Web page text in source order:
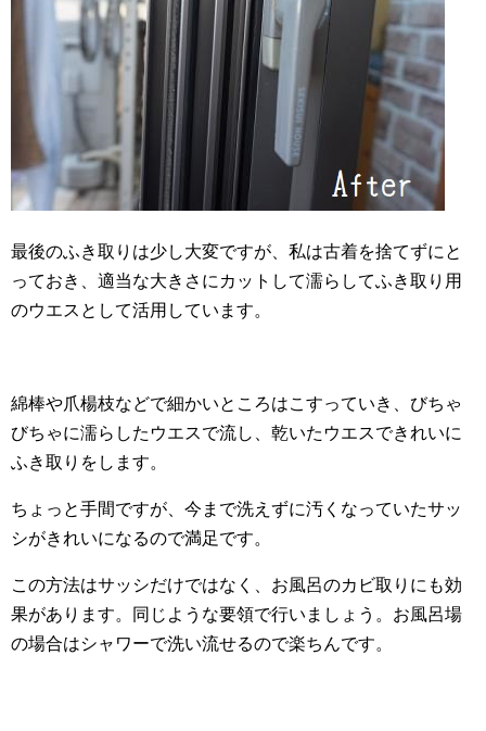
最後のふき取りは少し大変ですが、私は古着を捨てずにと
っておき、適当な大きさにカットして濡らしてふき取り用
のウエスとして活用しています。
綿棒や爪楊枝などで細かいところはこすっていき、びちゃ
びちゃに濡らしたウエスで流し、乾いたウエスできれいに
ふき取りをします。
ちょっと手間ですが、今まで洗えずに汚くなっていたサッ
シがきれいになるので満足です。
この方法はサッシだけではなく、お風呂のカビ取りにも効
果があります。同じような要領で行いましょう。お風呂場
の場合はシャワーで洗い流せるので楽ちんです。